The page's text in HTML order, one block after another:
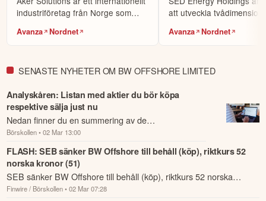
världens största sociala investerarforum.
eToro är en investeringsplattform för flera tillgångsslag. Värdet på
industriföretag från Norge som
Avanza Nordnet
att utveckla
Avanza Nordnet
SENASTE NYHETER OM BW OFFSHORE LIMITED
Analyskåren: Listan med aktier du bör köpa
respektive sälja just nu
Nedan finner du en summering av de
analysrekommendationer och riktkursförändringar
som har rapporterats om idag den 2 mars.
Börskollen • 02 Mar 13:00
FLASH: SEB sänker BW Offshore till behåll (köp), riktkurs 52
norska kronor (51)
SEB sänker BW Offshore till behåll (köp), riktkurs 52 norska
kronor (51).
Finwire / Börskollen • 02 Mar 07:28